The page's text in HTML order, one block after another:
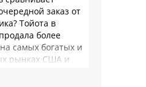
заказ от
Тойота в
более
самых богатых и
рынках США и
…